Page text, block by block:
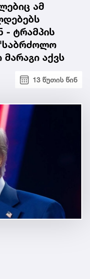
ამ
- ტრამპის
აქვს
13 წუთის წინ